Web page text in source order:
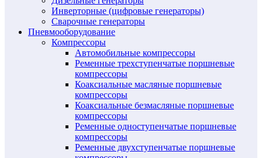
Инверторные (цифровые генераторы)
Сварочные генераторы
Пневмооборудование
Компрессоры
Автомобильные компрессоры
Ременные трехступенчатые поршневые
компрессоры
Коаксиальные масляные поршневые
компрессоры
Коаксиальные безмасляные поршневые
компрессоры
Ременные одноступенчатые поршневые
компрессоры
Ременные двухступенчатые поршневые